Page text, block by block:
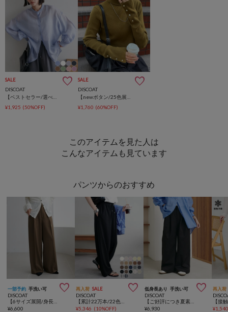
SALE
DISCOAT
¥1,925 (50%OFF)
SALE
DISCOAT
¥1,760 (60%OFF)
このアイテムを見た人は
こんなアイテムも見ています
パンツからのおすすめ
一部予約 手洗い可 
DISCOAT
¥6,600
再入荷 SALE 
DISCOAT
¥5,346 (10%OFF)
低身長あり 手洗い可 
DISCOAT
【ご好評につき夏素材が登場♪】ライト2タックワイドチノパンツ
¥6,930
再入荷
¥